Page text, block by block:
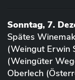
Sonntag, 7.
Spätes
(Weingut Erwin
(Weingüter
Oberlech